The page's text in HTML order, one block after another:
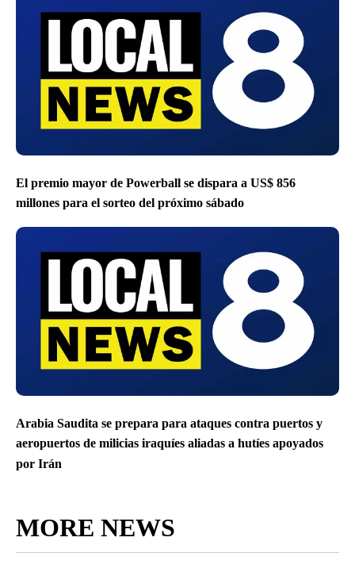
El premio mayor de Powerball se dispara a US$ 856
millones para el sorteo del próximo sábado
Arabia Saudita se prepara para ataques contra puertos y
aeropuertos de milicias iraquíes aliadas a hutíes apoyados
por Irán
MORE NEWS